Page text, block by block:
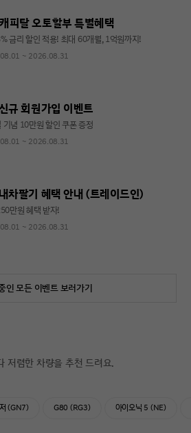
피탈 오토할부 특별혜택
금리 할인 적용! 최대 60개월, 1억원까지!
~ 2026.08.31
규 회원가입 이벤트
기념 10만원 할인 쿠폰 증정
~ 2026.08.31
차팔기 혜택 안내 (트레이드인)
만원 혜택 받자!
~ 2026.08.31
인 모든 이벤트 보러가기
저렴한 차량을 추천 드려요.
(GN7) G80 (RG3) 아이오닉 5 (NE)